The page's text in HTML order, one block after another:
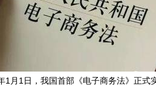
月1日，我国首部《电子商务法》正